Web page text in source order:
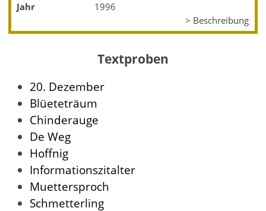
Jahr
1996
> Beschreibung
Textproben
20. Dezember
Blüeteträum
Chinderauge
De Weg
Hoffnig
Informationszitalter
Muettersproch
Schmetterling